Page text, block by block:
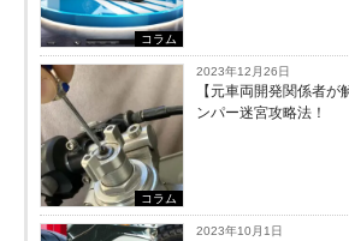
コラム
コラム
2023年12月26日
【元車両開発関係者
ンパー迷宮攻略法！
2023年10月1日